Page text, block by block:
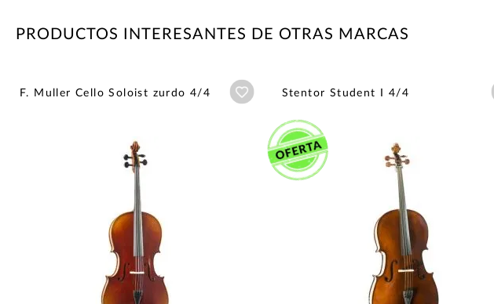
PRODUCTOS INTERESANTES DE OTRAS MARCAS
F. Muller Cello Soloist zurdo 4/4 Añadir a wishlist
Stentor Student I 4/4